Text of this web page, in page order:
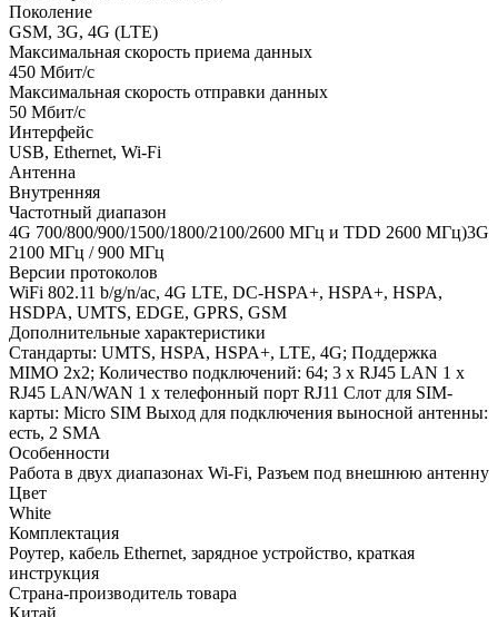
Поколение
GSM, 3G, 4G (LTE)
Максимальная скорость приема данных
450 Мбит/с
Максимальная скорость отправки данных
50 Мбит/с
Интерфейс
USB, Ethernet, Wi-Fi
Антенна
Внутренняя
Частотный диапазон
4G 700/800/900/1500/1800/2100/2600 МГц и TDD 2600 МГц)3G
2100 МГц / 900 МГц
Версии протоколов
WiFi 802.11 b/g/n/ac, 4G LTE, DC-HSPA+, HSPA+, HSPA,
HSDPA, UMTS, EDGE, GPRS, GSM
Дополнительные характеристики
Стандарты: UMTS, HSPA, HSPA+, LTE, 4G; Поддержка
MIMO 2x2; Количество подключений: 64; 3 х RJ45 LAN 1 х
RJ45 LAN/WAN 1 х телефонный порт RJ11 Слот для SIM-
карты: Micro SIM Выход для подключения выносной антенны:
есть, 2 SMA
Особенности
Работа в двух диапазонах Wi-Fi, Разъем под внешнюю антенну
Цвет
White
Комплектация
Роутер, кабель Ethernet, зарядное устройство, краткая
инструкция
Страна-производитель товара